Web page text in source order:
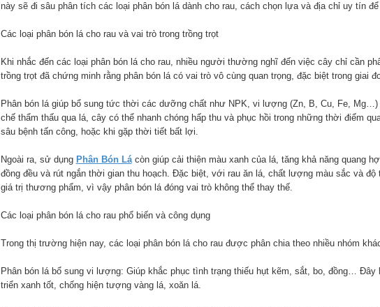
này sẽ đi sâu phân tích các loại phân bón lá dành cho rau, cách chọn lựa và địa chỉ uy tín
Các loại phân bón lá cho rau và vai trò trong trồng trọt
Khi nhắc đến các loại phân bón lá cho rau, nhiều người thường nghĩ đến việc cây chỉ cần
trồng trọt đã chứng minh rằng phân bón lá có vai trò vô cùng quan trọng, đặc biệt trong giai
Phân bón lá giúp bổ sung tức thời các dưỡng chất như NPK, vi lượng (Zn, B, Cu, Fe,
chế thẩm thấu qua lá, cây có thể nhanh chóng hấp thu và phục hồi trong những thời điểm
sâu bệnh tấn công, hoặc khi gặp thời tiết bất lợi.
Ngoài ra, sử dụng Phân Bón Lá còn giúp cải thiện màu xanh của lá, tăng khả năng quang
đồng đều và rút ngắn thời gian thu hoạch. Đặc biệt, với rau ăn lá, chất lượng màu sắc và
giá trị thương phẩm, vì vậy phân bón lá đóng vai trò không thể thay thế.
Các loại phân bón lá cho rau phổ biến và công dụng
Trong thị trường hiện nay, các loại phân bón lá cho rau được phân chia theo nhiều nhóm
Phân bón lá bổ sung vi lượng: Giúp khắc phục tình trạng thiếu hụt kẽm, sắt, bo, đồng… Đây
triển xanh tốt, chống hiện tượng vàng lá, xoăn lá.